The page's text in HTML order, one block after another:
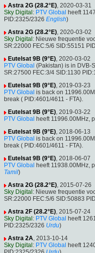
Astra 2G (28.2°E), 2020-03-31
Sky Digital : PTV Global heeft
PID:2325/2326 English)
Astra 2G (28.2°E), 2020-03-02
Sky Digital : Nieuwe frequentie
SR:22000 FEC:5/6 SID:55151
Eutelsat 9B (9°E), 2020-03-02
PTV Global (Pakistan) is in DVB-
SR:27500 FEC:3/4 SID:1130
Eutelsat 9B (9°E), 2019-03-23
PTV Global is back on
break ( PID:4601/4611 - FTA).
Eutelsat 9B (9°E), 2019-03-22
PTV Global heeft 11996.00MHz,
Eutelsat 9B (9°E), 2018-06-13
PTV Global is back on
break ( PID:4601/4611 - FTA).
Eutelsat 9B (9°E), 2018-06-07
PTV Global heeft 11938.00MHz,
Tamil)
Astra 2G (28.2°E), 2015-07-26
Sky Digital : Nieuwe frequentie
SR:22000 FEC:5/6 SID:50883
Astra 2F (28.2°E), 2015-07-24
Sky Digital : PTV Global heeft
PID:2325/2326 Urdu)
Astra 2A, 2013-10-14
Sky Digital : PTV Global heeft